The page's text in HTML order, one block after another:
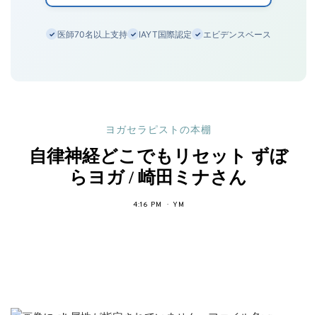
✓ 医師70名以上支持 ✓ IAYT国際認定 ✓ エビデンスベース
ヨガセラピストの本棚
自律神経どこでもリセット ずぼ
らヨガ / 崎田ミナさん
4:16 PM YM